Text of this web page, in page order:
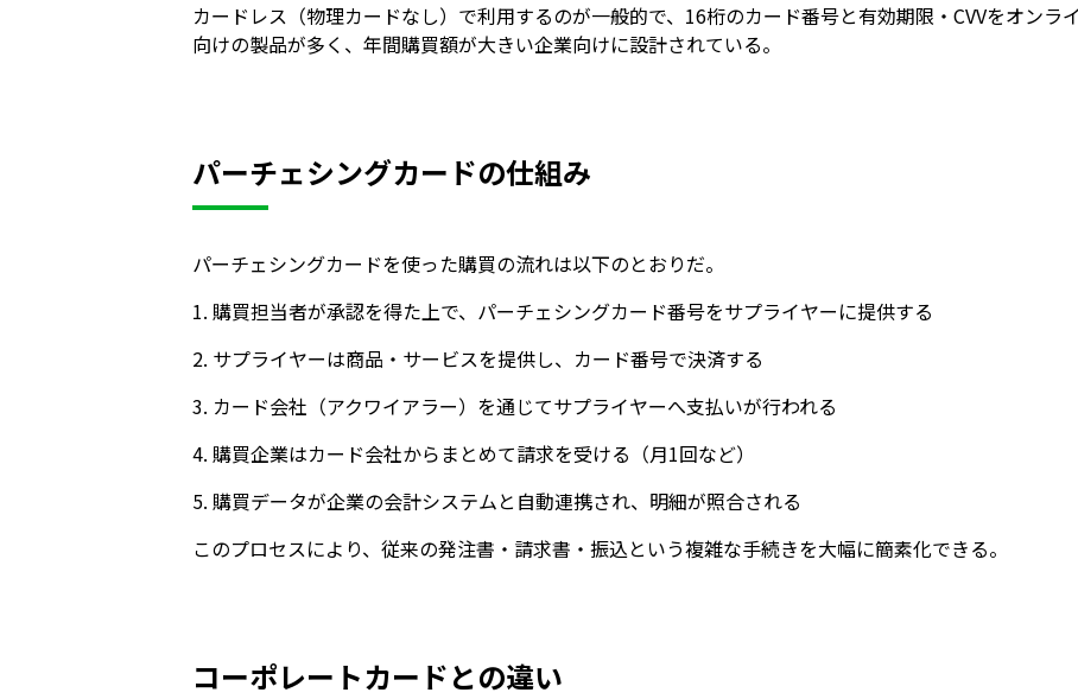
カードレス（物理カードなし）で利用するのが一般的で、16桁のカード番号と有効期限・CVVをオン
向けの製品が多く、年間購買額が大きい企業向けに設計されている。
パーチェシングカードの仕組み
パーチェシングカードを使った購買の流れは以下のとおりだ。
1. 購買担当者が承認を得た上で、パーチェシングカード番号をサプライヤーに提供する
2. サプライヤーは商品・サービスを提供し、カード番号で決済する
3. カード会社（アクワイアラー）を通じてサプライヤーへ支払いが行われる
4. 購買企業はカード会社からまとめて請求を受ける（月1回など）
5. 購買データが企業の会計システムと自動連携され、明細が照合される
このプロセスにより、従来の発注書・請求書・振込という複雑な手続きを大幅に簡素化できる。
コーポレートカードとの違い